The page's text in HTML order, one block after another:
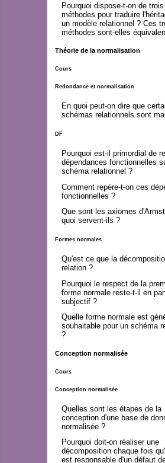
Pourquoi dispose-t-on de trois
méthodes pour traduire
un modèle relationnel ? Ces
méthodes sont-elles
Théorie de la normalisation
Cours
Redondance et normalisation
En quoi peut-on dire que
schémas relationnels sont
DF
Pourquoi est-il primordial de
dépendances fonctionnelles
schéma relationnel ?
Comment repère-t-on ces
fonctionnelles ?
Que sont les axiomes
quoi servent-ils ?
Formes normales
Qu'est ce que la
relation ?
Pourquoi le respect de la
forme normale reste-t-il en
subjectif ?
Quelle forme normale est
souhaitable pour un schéma
?
Conception normalisée
Cours
Conception normalisée
Quelles sont les étapes de la
conception d'une base de
normalisée ?
Pourquoi doit-on réaliser une
décomposition chaque fois
est responsable d'un défaut